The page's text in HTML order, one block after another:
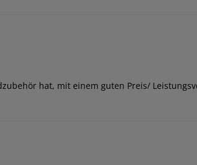
hat, mit einem guten Preis/